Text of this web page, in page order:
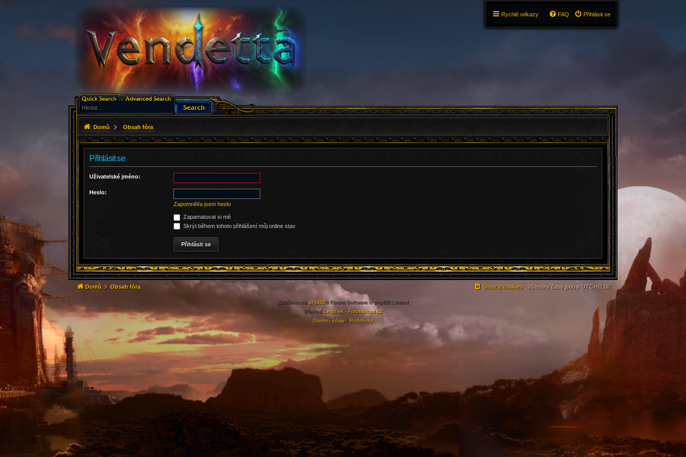
Rychlé odkazy Přihlásit se
FAQ
Domů Obsah fóra
Přihlásit se
Uživatelské jméno:
Heslo:
Zapomněl/a jsem heslo
Zapamatovat si mě
Skrýt během tohoto přihlášení můj online stav
Domů Obsah fóra Všechny časy jsou v UTC+02:00
Smazat cookies
Založeno na phpBB® Forum Software © phpBB Limited
Překlad Leschek - FotoNomad.cz
Osobní údaje | Podmínky